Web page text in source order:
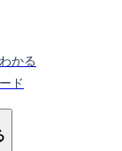
かる
ド